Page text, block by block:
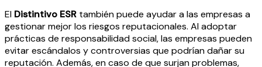
El Distintivo ESR también puede ayudar a las empresas a
gestionar mejor los riesgos reputacionales. Al adoptar
prácticas de responsabilidad social, las empresas pueden
evitar escándalos y controversias que podrían dañar su
reputación. Además, en caso de que surjan problemas,